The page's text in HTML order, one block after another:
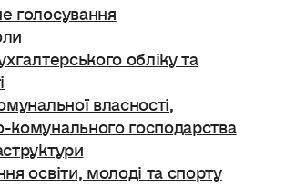
голосування
обліку та
власності,
комунального господарства
освіти, молоді та спорту